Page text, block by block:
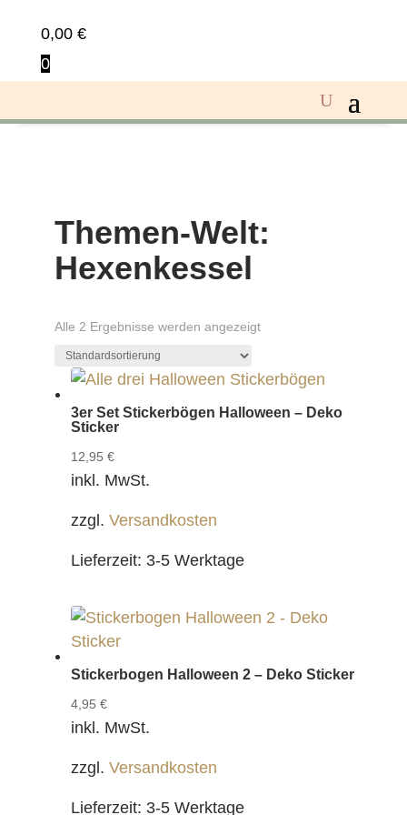
0,00 €
0
Themen-Welt:
Hexenkessel
Alle 2 Ergebnisse werden angezeigt
3er Set Stickerbögen Halloween – Deko
Sticker
12,95 €
inkl. MwSt.
zzgl. Versandkosten
Lieferzeit: 3-5 Werktage
Stickerbogen Halloween 2 – Deko Sticker
4,95 €
inkl. MwSt.
zzgl. Versandkosten
Lieferzeit: 3-5 Werktage